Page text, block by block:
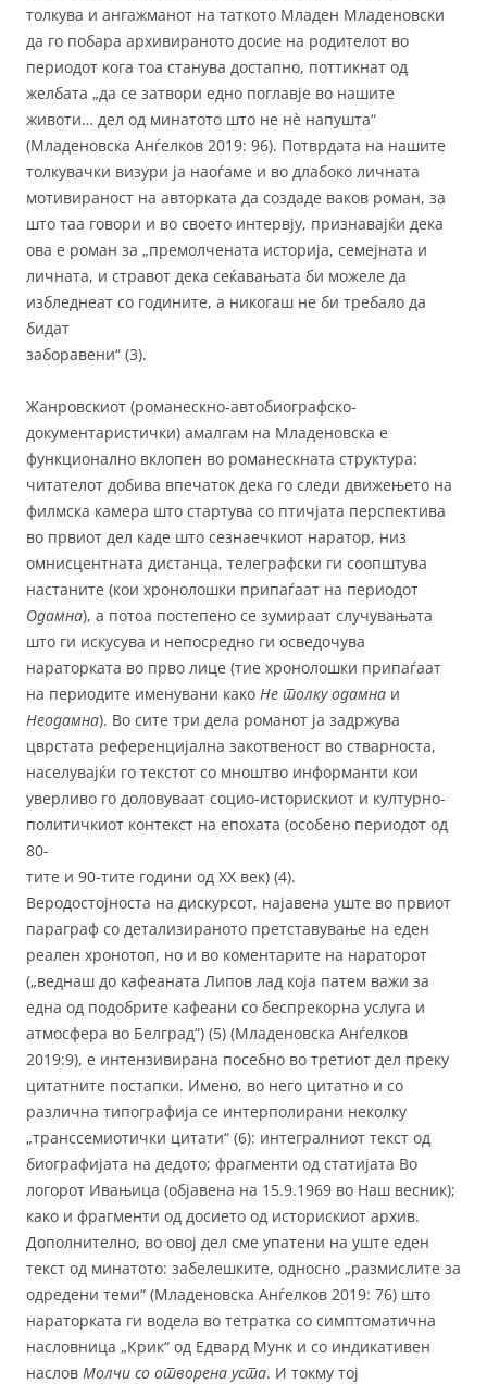
толкува и ангажманот на таткото Младен Младеновски
да го побара архивираното досие на родителот во
периодот кога тоа станува достапно, поттикнат од
желбата „да се затвори едно поглавје во нашите
животи… дел од минатото што не нè напушта“
(Младеновска Анѓелков 2019: 96). Потврдата на нашите
толкувачки визури ја наоѓаме и во длабоко личната
мотивираност на авторката да создаде ваков роман, за
што таа говори и во своето интервју, признавајќи дека
ова е роман за „премолчената историја, семејната и
личната, и стравот дека сеќавањата би можеле да
избледнеат со годините, а никогаш не би требало да
бидат
заборавени“ (3).
Жанровскиот (романескно-автобиографско-
документаристички) амалгам на Младеновска е
функционално вклопен во романескната структура:
читателот добива впечаток дека го следи движењето на
филмска камера што стартува со птичјата перспектива
во првиот дел каде што сезнаечкиот наратор, низ
омнисцентната дистанца, телеграфски ги соопштува
настаните (кои хронолошки припаѓаат на периодот
Одамна), а потоа постепено се зумираат случувањата
што ги искусува и непосредно ги осведочува
нараторката во прво лице (тие хронолошки припаѓаат
на периодите именувани како Не толку одамна и
Неодамна). Во сите три дела романот ја задржува
цврстата референцијална закотвеност во стварноста,
населувајќи го текстот со мноштво информанти кои
уверливо го доловуваат социо-историскиот и културно-
политичкиот контекст на епохата (особено периодот од
80-
тите и 90-тите години од XX век) (4).
Веродостојноста на дискурсот, најавена уште во првиот
параграф со детализираното претставување на еден
реален хронотоп, но и во коментарите на нараторот
(„веднаш до кафеаната Липов лад која патем важи за
една од подобрите кафеани со беспрекорна услуга и
атмосфера во Белград“) (5) (Младеновска Анѓелков
2019:9), е интензивирана посебно во третиот дел преку
цитатните постапки. Имено, во него цитатно и со
различна типографија се интерполирани неколку
„транссемиотички цитати“ (6): интегралниот текст од
биографијата на дедото; фрагменти од статијата Во
логорот Ивањица (објавена на 15.9.1969 во Наш весник);
како и фрагменти од досието од историскиот архив.
Дополнително, во овој дел сме упатени на уште еден
текст од минатото: забелешките, односно „размислите за
одредени теми“ (Младеновска Анѓелков 2019: 76) што
нараторката ги водела во тетратка со симптоматична
насловница „Крик“ од Едвард Мунк и со индикативен
наслов Молчи со отворена уста. И токму тој